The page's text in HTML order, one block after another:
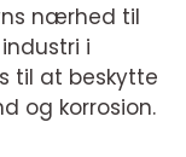
nærhed til
i
til at beskytte
og korrosion.